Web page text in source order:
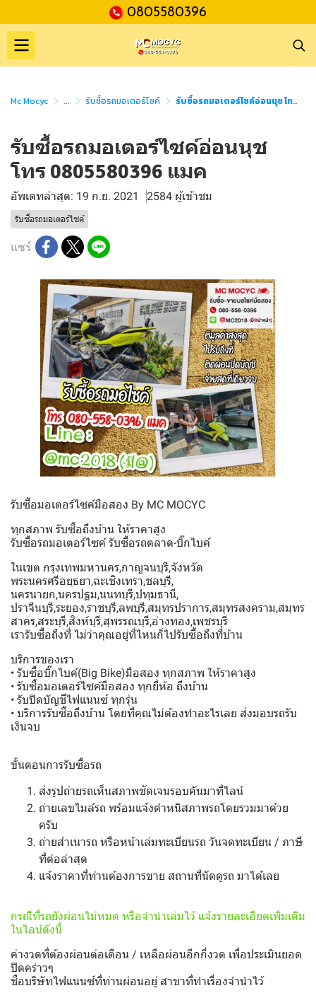
0805580396
Mc Mocyc ... รับซื้อรถมอเตอร์ไซค์ รับซื้อรถมอเตอร์ไซค์อ่อนนุช โทร 0805580396 แมค
รับซื้อรถมอเตอร์ไซค์อ่อนนุช
โทร 0805580396 แมค
อัพเดทล่าสุด: 19 ก.ย. 2021 2584 ผู้เข้าชม
รับซื้อรถมอเตอร์ไซค์
แชร์
รับซื้อมอเตอร์ไซค์มือสอง By MC MOCYC
ทุกสภาพ รับซื้อถึงบ้าน ให้ราคาสูง
รับซื้อรถมอเตอร์ไซค์ รับซื้อรถตลาด-บิ๊กไบค์
ในเขต กรุงเทพมหานคร,กาญจนบุรี,จังหวัด
พระนครศรีอยุธยา,ฉะเชิงเทรา,ชลบุรี,
นครนายก,นครปฐม,นนทบุรี,ปทุมธานี,
ปราจีนบุรี,ระยอง,ราชบุรี,ลพบุรี,สมุทรปราการ,สมุทรสงคราม,สมุทร
สาคร,สระบุรี,สิงห์บุรี,สุพรรณบุรี,อ่างทอง,เพชรบุรี
เรารับซื้อถึงที่ ไม่ว่าคุณอยู่ที่ไหนก็ไปรับซื้อถึงที่บ้าน
บริการของเรา
• รับซื้อบิ๊กไบค์(Big Bike)มือสอง ทุกสภาพ ให้ราคาสูง
• รับซื้อมอเตอร์ไซค์มือสอง ทุกยี่ห้อ ถึงบ้าน
• รับปิดบัญชีไฟแนนซ์ ทุกรุ่น
• บริการรับซื้อถึงบ้าน โดยที่คุณไม่ต้องทำอะไรเลย ส่งมอบรถรับ
เงินจบ
ขั้นตอนการรับซื้อรถ
ส่งรูปถ่ายรถเห็นสภาพชัดเจนรอบคันมาที่ไลน์
ถ่ายเลขไมล์รถ พร้อมแจ้งตำหนิสภาพรถโดยรวมมาด้วย
ครับ
ถ่ายสำเนารถ หรือหน้าเล่มทะเบียนรถ วันจดทะเบียน / ภาษี
ที่ต่อล่าสุด
แจ้งราคาที่ท่านต้องการขาย สถานที่นัดดูรถ มาได้เลย
กรณีที่รถยังผ่อนไม่หมด หรือจำนำเล่มไว้ แจ้งรายละเอียดเพิ่มเติม
ในไลน์ดังนี้
ค่างวดที่ต้องผ่อนต่อเดือน / เหลือผ่อนอีกกี่งวด เพื่อประเมินยอด
ปิดคร่าวๆ
ชื่อบริษัทไฟแนนซ์ที่ท่านผ่อนอยู่ สาขาที่ทำเรื่องจำนำไว้